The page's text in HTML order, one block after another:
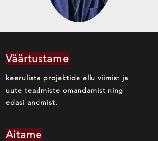
Väärtustame
keeruliste projektide ellu viimist ja
uute teadmiste omandamist ning
edasi andmist.
Aitame